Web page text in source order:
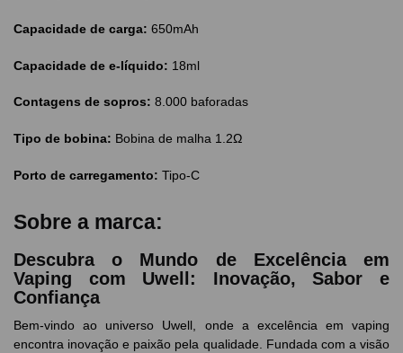
Capacidade de carga: 650mAh
Capacidade de e-líquido: 18ml
Contagens de sopros: 8.000 baforadas
Tipo de bobina: Bobina de malha 1.2Ω
Porto de carregamento: Tipo-C
Sobre a marca:
Descubra o Mundo de Excelência em
Vaping com Uwell: Inovação, Sabor e
Confiança
Bem-vindo ao universo Uwell, onde a excelência em vaping
encontra inovação e paixão pela qualidade. Fundada com a visão